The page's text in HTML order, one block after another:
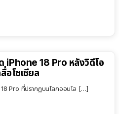
iPhone 18 Pro หลังวิดีโอ
อโซเชียล
Pro ที่ปรากฏบนโลกออนไล […]